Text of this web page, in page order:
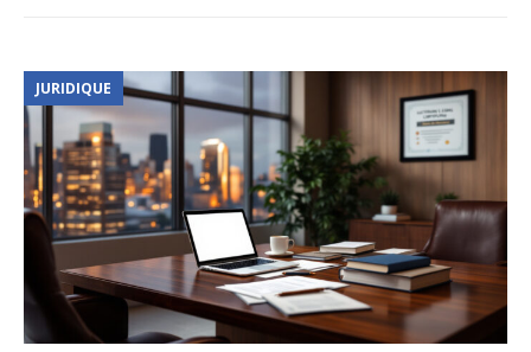
JURIDIQUE